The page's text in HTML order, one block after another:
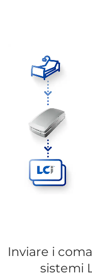
Inviare i
sistemi